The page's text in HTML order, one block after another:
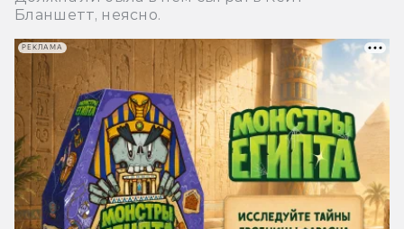
Бланшетт, неясно.
РЕКЛАМА